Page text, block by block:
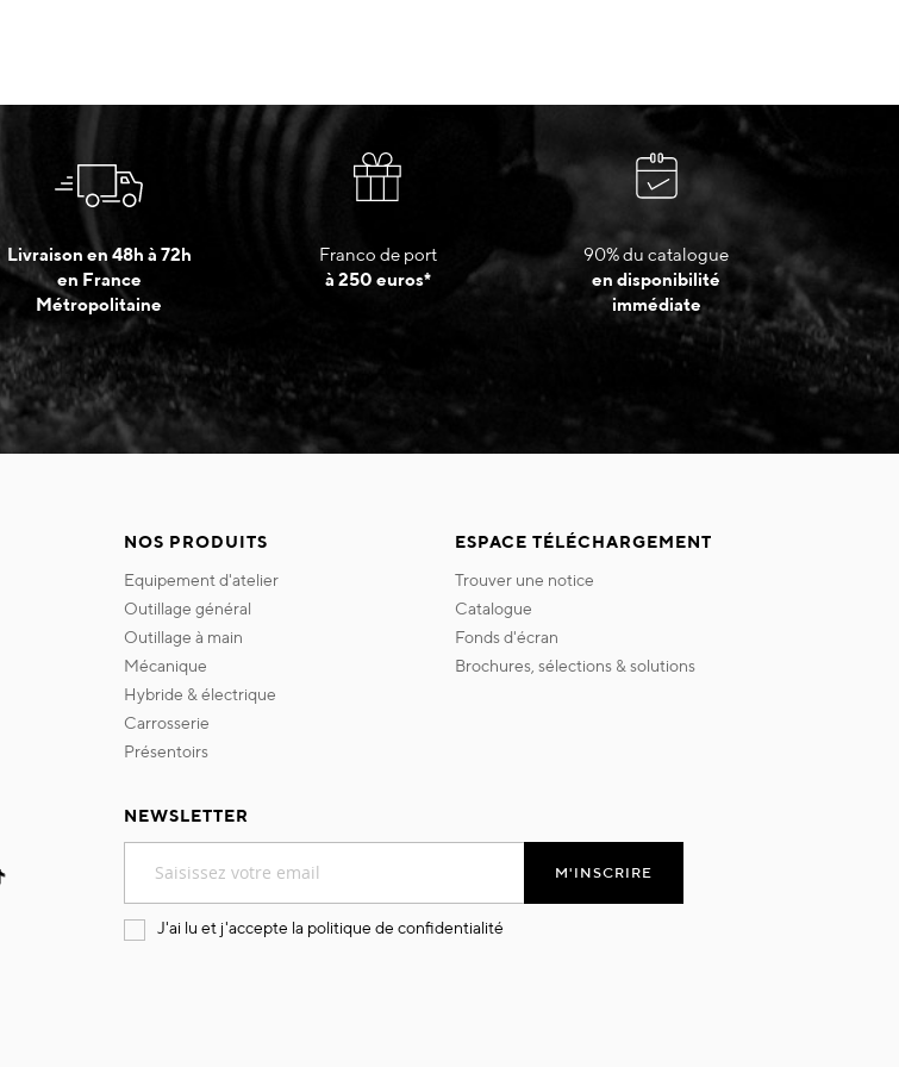
Livraison en 48h à 72h
en France
Métropolitaine
Franco de port
à 250 euros*
90% du catalogue
en disponibilité
immédiate
NOS PRODUITS
equipement d'atelier
outillage général
outillage à main
mécanique
hybride & électrique
carrosserie
présentoirs
ESPACE TÉLÉCHARGEMENT
trouver une notice
catalogue
fonds d'écran
brochures, sélections & solutions
NEWSLETTER
notre
lettre
M'INSCRIRE
J'ai lu et j'accepte la politique de confidentialité